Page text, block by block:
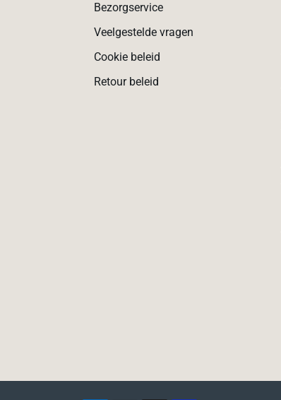
Bezorgservice
Veelgestelde vragen
Cookie beleid
Retour beleid